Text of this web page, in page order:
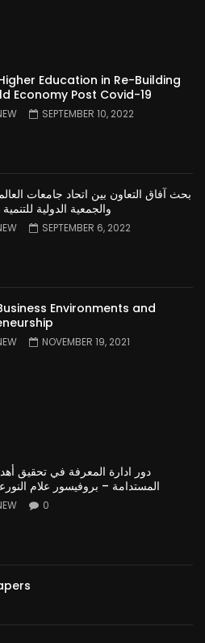
Education in Re-Building
Economy Post Covid-19
SEPTEMBER 10, 2022
بحث آفاق التعاون بين اتحاد جامعات
والجمعية الدولية
SEPTEMBER 6, 2022
Environments and
NOVEMBER 19, 2021
دور ادارة المعرفة في تحقيق
المستدامة – بروفيسور علام
0